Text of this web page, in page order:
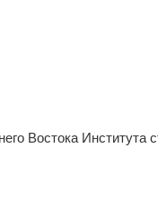
Востока Института